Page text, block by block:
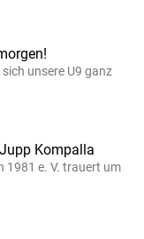
unsere U9 ganz
Kompalla
1981 e. V. trauert um